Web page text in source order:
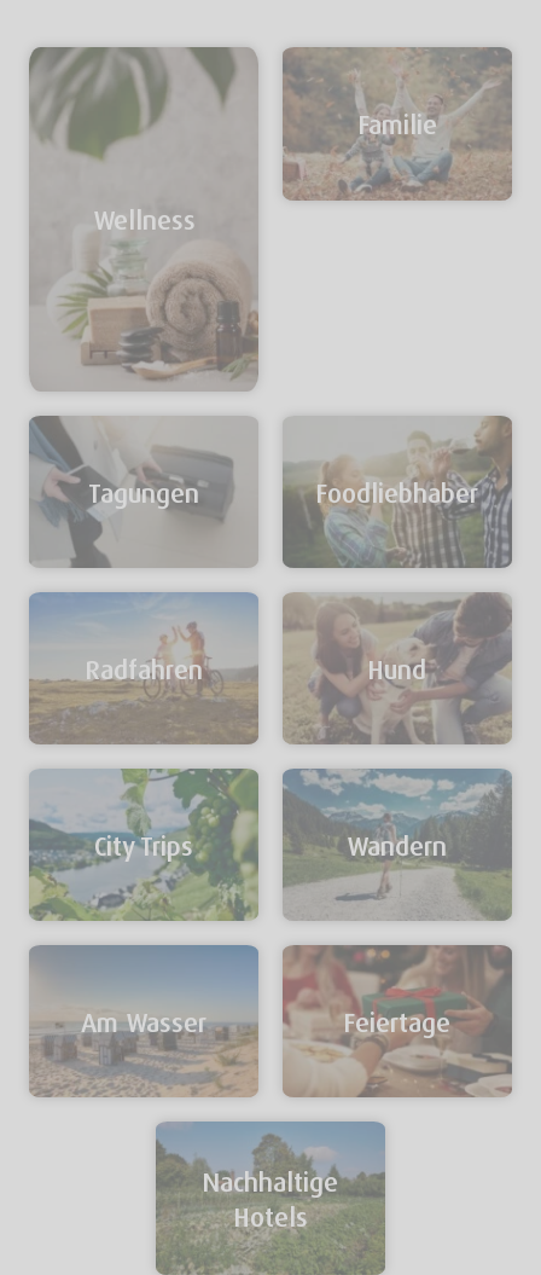
Wellness
Familie
Tagungen Foodliebhaber
Radfahren Hund
City Trips Wandern
Am Wasser Feiertage
Nachhaltige
Hotels